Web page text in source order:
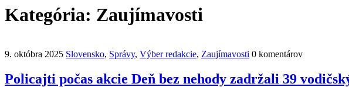
Kategória: Zaujímavosti
9. októbra 2025 Slovensko, Správy, Výber redakcie, Zaujímavosti 0 komentárov
Policajti počas akcie Deň bez nehody zadržali 39